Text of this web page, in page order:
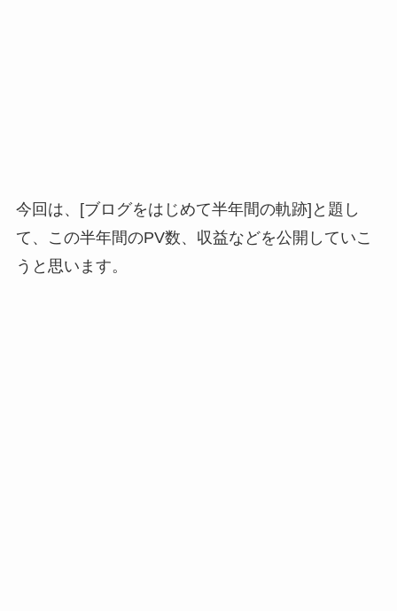
今回は、[ブログをはじめて半年間の軌跡]と題し
て、この半年間のPV数、収益などを公開していこ
うと思います。